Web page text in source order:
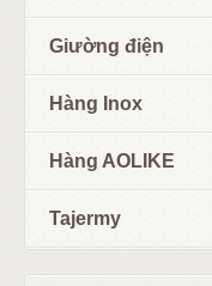
Giường điện
Hàng Inox
Hàng AOLIKE
Tajermy